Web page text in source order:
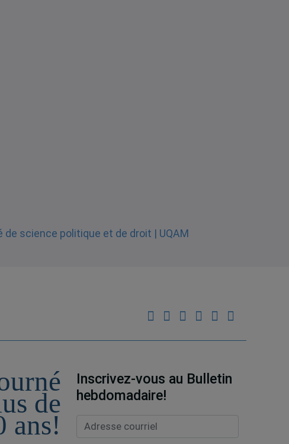
de
ans!
Inscrivez-vous au Bulletin
hebdomadaire!